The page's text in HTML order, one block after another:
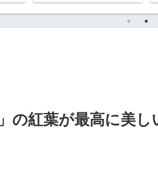
の紅葉が最高に美し